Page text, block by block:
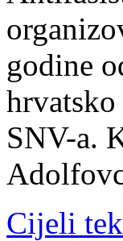
godine
hrvatsko
SNV-a.
Cijeli